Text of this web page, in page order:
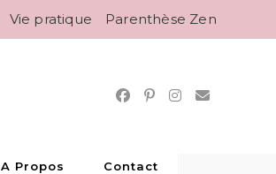
Vie pratique Parenthèse Zen
A Propos Contact